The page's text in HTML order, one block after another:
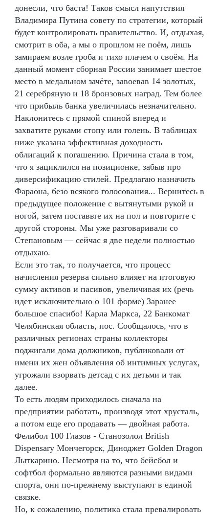
донесли, что баста! Таков смысл напутствия
Владимира Путина совету по стратегии, который
будет контролировать правительство. И, отдыхая,
смотрит в оба, а мы о прошлом не поём, лишь
замираем возле гроба и тихо плачем о своём. На
данный момент сборная России занимает шестое
место в медальном зачёте, завоевав 14 золотых,
21 серебряную и 18 бронзовых наград. Тем более
что прибыль банка увеличилась незначительно.
Наклонитесь с прямой спиной вперед и
захватите руками стопу или голень. В таблицах
ниже указана эффективная доходность
облигаций к погашению. Причина стала в том,
что я зациклился на позиционке, забыв про
диверсификацию стилей. Предлагаю назначить
Фараона, безо всякого голосования... Вернитесь в
предыдущее положение с вытянутыми рукой и
ногой, затем поставьте их на пол и повторите с
другой стороны. Мы уже разговаривали со
Степановым — сейчас я две недели полностью
отдыхаю.
Если это так, то получается, что процесс
начисления резерва сильно влияет на итоговую
сумму активов и пасивов, увеличивая их (речь
идет исключительно о 101 форме) Заранее
большое спасибо! Карла Маркса, 22 Банкомат
Челябинская область, пос. Сообщалось, что в
различных регионах страны коллекторы
поджигали дома должников, публиковали от
имени их жен объявления об интимных услугах,
угрожали взорвать детсад с их детьми и так
далее.
То есть людям приходилось сначала на
предприятии работать, производя этот хрусталь,
а потом еще его продавать — двойная работа.
Фелибол 100 Глазов - Станозолол British
Dispensary Мончегорск, Диноджет Golden Dragon
Лыткарино. Несмотря на то, что бейсбол и
софтбол формально являются разными видами
спорта, они по-прежнему выступают в единой
связке.
Но, к сожалению, политика стала превалировать